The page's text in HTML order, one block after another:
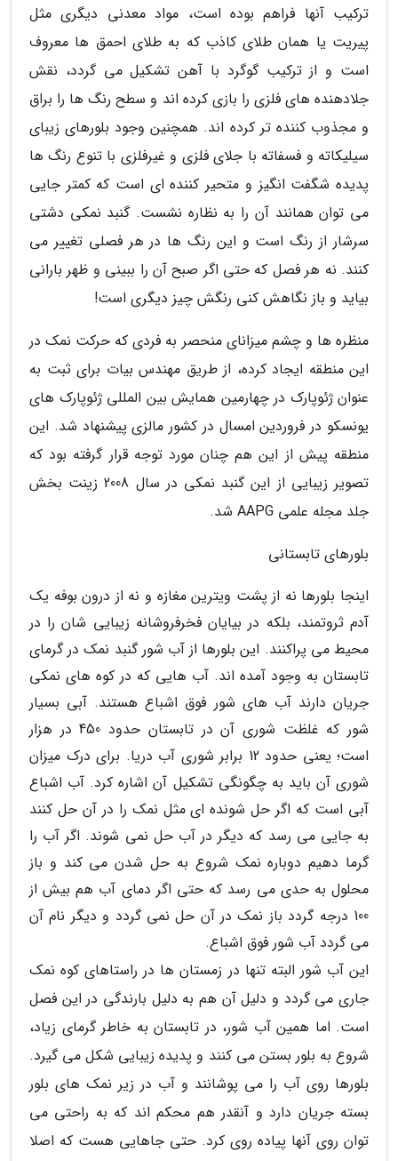
ترکیب آنها فراهم بوده است، مواد معدنی دیگری مثل
پیریت یا همان طلای کاذب که به طلای احمق ها معروف
است و از ترکیب گوگرد با آهن تشکیل می گردد، نقش
جلادهنده های فلزی را بازی کرده اند و سطح رنگ ها را براق
و مجذوب کننده تر کرده اند. همچنین وجود بلورهای زیبای
سیلیکاته و فسفاته با جلای فلزی و غیرفلزی با تنوع رنگ ها
پدیده شگفت انگیز و متحیر کننده ای است که کمتر جایی
می توان همانند آن را به نظاره نشست. گنبد نمکی دشتی
سرشار از رنگ است و این رنگ ها در هر فصلی تغییر می
کنند. نه هر فصل که حتی اگر صبح آن را ببینی و ظهر بارانی
بیاید و باز نگاهش کنی رنگش چیز دیگری است!
منظره ها و چشم میزانای منحصر به فردی که حرکت نمک در
این منطقه ایجاد کرده، از طریق مهندس بیات برای ثبت به
عنوان ژئوپارک در چهارمین همایش بین المللی ژئوپارک های
یونسکو در فروردین امسال در کشور مالزی پیشنهاد شد. این
منطقه پیش از این هم چنان مورد توجه قرار گرفته بود که
تصویر زیبایی از این گنبد نمکی در سال 2008 زینت بخش
جلد مجله علمی AAPG شد.
بلورهای تابستانی
اینجا بلورها نه از پشت ویترین مغازه و نه از درون بوفه یک
آدم ثروتمند، بلکه در بیایان فخرفروشانه زیبایی شان را در
محیط می پراکنند. این بلورها از آب شور گنبد نمک در گرمای
تابستان به وجود آمده اند. آب هایی که در کوه های نمکی
جریان دارند آب های شور فوق اشباع هستند. آبی بسیار
شور که غلظت شوری آن در تابستان حدود 450 در هزار
است؛ یعنی حدود 12 برابر شوری آب دریا. برای درک میزان
شوری آن باید به چگونگی تشکیل آن اشاره کرد. آب اشباع
آبی است که اگر حل شونده ای مثل نمک را در آن حل کنند
به جایی می رسد که دیگر در آب حل نمی شوند. اگر آب را
گرما دهیم دوباره نمک شروع به حل شدن می کند و باز
محلول به حدی می رسد که حتی اگر دمای آب هم بیش از
100 درجه گردد باز نمک در آن حل نمی گردد و دیگر نام آن
می گردد آب شور فوق اشباع.
این آب شور البته تنها در زمستان ها در راستاهای کوه نمک
جاری می گردد و دلیل آن هم به دلیل بارندگی در این فصل
است. اما همین آب شور، در تابستان به خاطر گرمای زیاد،
شروع به بلور بستن می کنند و پدیده زیبایی شکل می گیرد.
بلورها روی آب را می پوشانند و آب در زیر نمک های بلور
بسته جریان دارد و آنقدر هم محکم اند که به راحتی می
توان روی آنها پیاده روی کرد. حتی جاهایی هست که اصلا